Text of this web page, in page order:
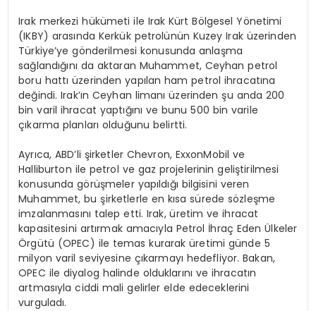
Irak merkezi hükümeti ile Irak Kürt Bölgesel Yönetimi
(IKBY) arasında Kerkük petrolünün Kuzey Irak üzerinden
Türkiye’ye gönderilmesi konusunda anlaşma
sağlandığını da aktaran Muhammet, Ceyhan petrol
boru hattı üzerinden yapılan ham petrol ihracatına
değindi. Irak’ın Ceyhan limanı üzerinden şu anda 200
bin varil ihracat yaptığını ve bunu 500 bin varile
çıkarma planları olduğunu belirtti.
Ayrıca, ABD’li şirketler Chevron, ExxonMobil ve
Halliburton ile petrol ve gaz projelerinin geliştirilmesi
konusunda görüşmeler yapıldığı bilgisini veren
Muhammet, bu şirketlerle en kısa sürede sözleşme
imzalanmasını talep etti. Irak, üretim ve ihracat
kapasitesini artırmak amacıyla Petrol İhraç Eden Ülkeler
Örgütü (OPEC) ile temas kurarak üretimi günde 5
milyon varil seviyesine çıkarmayı hedefliyor. Bakan,
OPEC ile diyalog halinde olduklarını ve ihracatın
artmasıyla ciddi mali gelirler elde edeceklerini
vurguladı.